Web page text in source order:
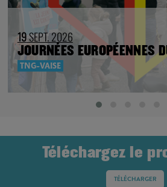
19SEPT. 2026
JOURNÉES EUROPÉENNES
TNG-VAISE
Téléchargez le
TÉLÉCHARGER